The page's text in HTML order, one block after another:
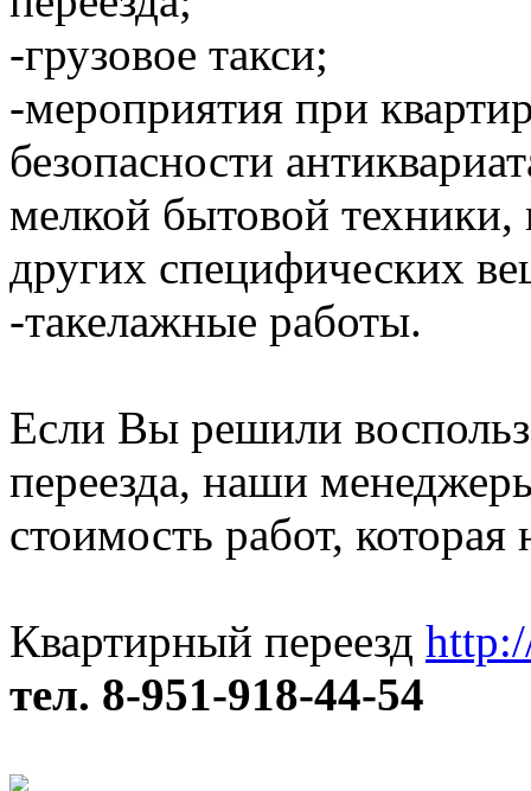
-грузовое такси;
-мероприятия при
безопасности
мелкой бытовой техники,
других специфических
-такелажные работы.
Если Вы решили
переезда, наши
стоимость работ, которая
Квартирный переезд
тел. 8-951-918-44-54